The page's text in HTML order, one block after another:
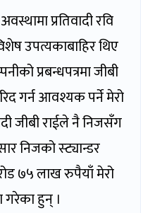
प्रतिवादी रवि
उपत्यकाबाहिर थिए
प्रबन्धपत्रमा जीबी
गर्न आवश्यक पर्ने मेरो
जीबी राईले नै निजसँग
निजको स्ट्यान्डर
७५ लाख रुपैयाँ मेरो
हुन् ।